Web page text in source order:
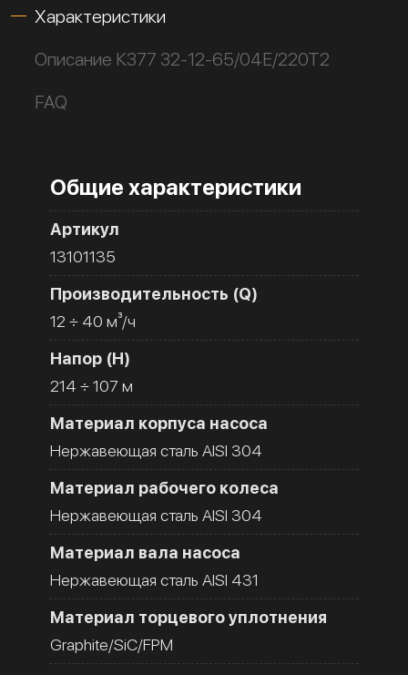
Характеристики
Описание К377 32-12-65/04Е/220Т2
FAQ
Общие характеристики
Артикул
13101135
Производительность (Q)
12 ÷ 40 м³/ч
Напор (H)
214 ÷ 107 м
Материал корпуса насоса
Нержавеющая сталь AISI 304
Материал рабочего колеса
Нержавеющая сталь AISI 304
Материал вала насоса
Нержавеющая сталь AISI 431
Материал торцевого уплотнения
Graphite/SiC/FPM